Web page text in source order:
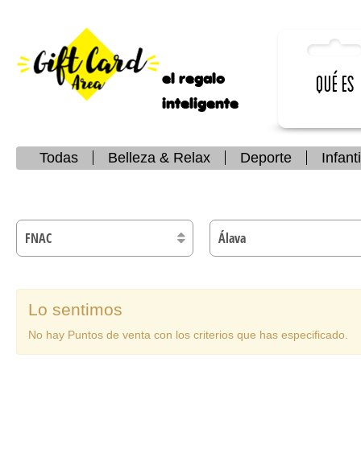
el regalo
inteligente
Qué es
Todas Belleza & Relax Deporte
Lo sentimos
No hay Puntos de venta con los criterios que has especificado.